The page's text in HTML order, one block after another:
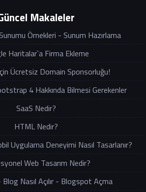
Makaleler
Örnekleri - Sunum Hazırlama
Haritalar`a Firma Ekleme
Ücretsiz Domain Sponsorluğu!
4 Hakkında Bilmesi Gerekenler
SaaS Nedir?
HTML Nedir?
Uygulama Deneyimi Nasıl Tasarlanır?
Web Tasarım Nedir?
Nasıl Açılır - Blogspot Açma